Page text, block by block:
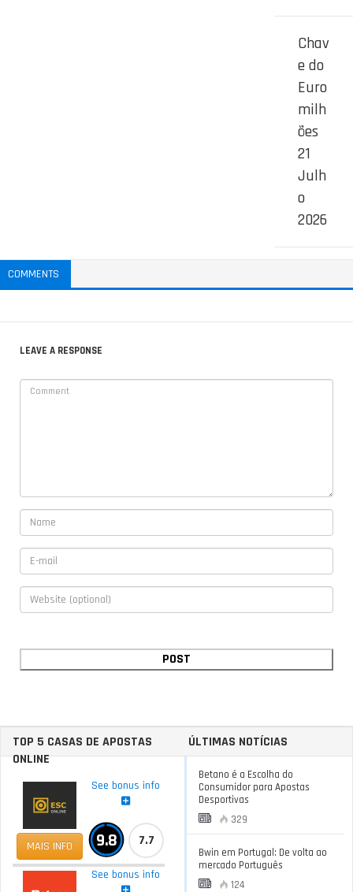
Chav
e do
Euro
milh
ões
21
Julh
o
2026
COMMENTS
LEAVE A RESPONSE
TOP 5 CASAS DE APOSTAS
ONLINE
MAIS INFO
See bonus info
9.8 7.7
See bonus info
ÚLTIMAS NOTÍCIAS
Betano é a Escolha do
Consumidor para Apostas
Desportivas
329
Bwin em Portugal: De volta ao
mercado Português
124